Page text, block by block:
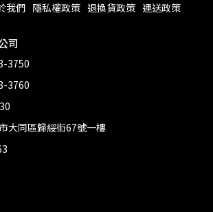
我們 隱私權政策 退換貨政策 運送政策
司
3750
3760
大同區歸綏街67號一樓